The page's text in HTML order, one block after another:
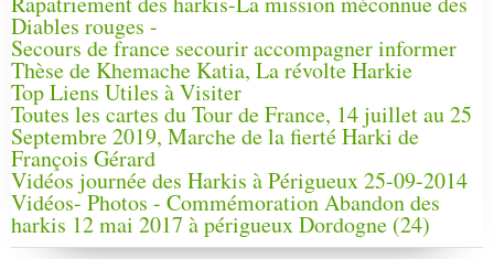
Diables rouges -
Secours de france secourir accompagner informer
Thèse de Khemache Katia, La révolte Harkie
Top Liens Utiles à Visiter
Toutes les cartes du Tour de France, 14 juillet au 25
Septembre 2019, Marche de la fierté Harki de
François Gérard
Vidéos journée des Harkis à Périgueux 25-09-2014
Vidéos- Photos - Commémoration Abandon des
harkis 12 mai 2017 à périgueux Dordogne (24)